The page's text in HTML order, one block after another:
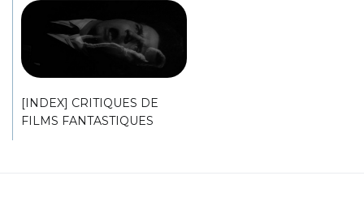
[INDEX] CRITIQUES DE
FILMS FANTASTIQUES